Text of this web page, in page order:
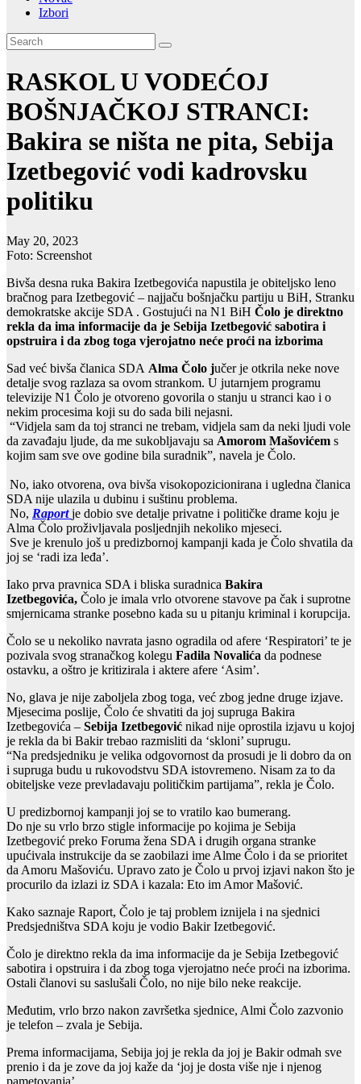
Izbori
RASKOL U VODEĆOJ
BOŠNJAČKOJ STRANCI:
Bakira se ništa ne pita, Sebija
Izetbegović vodi kadrovsku
politiku
May 20, 2023
Foto: Screenshot
Bivša desna ruka Bakira Izetbegovića napustila je obiteljsko leno
bračnog para Izetbegović – najjaču bošnjačku partiju u BiH, Stranku
demokratske akcije SDA . Gostujući na N1 BiH Čolo je direktno
rekla da ima informacije da je Sebija Izetbegović sabotira i
opstruira i da zbog toga vjerojatno neće proći na izborima
Sad već bivša članica SDA Alma Čolo jučer je otkrila neke nove
detalje svog razlaza sa ovom strankom. U jutarnjem programu
televizije N1 Čolo je otvoreno govorila o stanju u stranci kao i o
nekim procesima koji su do sada bili nejasni.
“Vidjela sam da toj stranci ne trebam, vidjela sam da neki ljudi vole
da zavađaju ljude, da me sukobljavaju sa Amorom Mašovićem s
kojim sam sve ove godine bila suradnik”, navela je Čolo.
No, iako otvorena, ova bivša visokopozicionirana i ugledna članica
SDA nije ulazila u dubinu i suštinu problema.
No, Raportje dobio sve detalje privatne i političke drame koju je
Alma Čolo proživljavala posljednjih nekoliko mjeseci.
Sve je krenulo još u predizbornoj kampanji kada je Čolo shvatila da
joj se ‘radi iza leđa’.
Iako prva pravnica SDA i bliska suradnica Bakira
Izetbegovića, Čolo je imala vrlo otvorene stavove pa čak i suprotne
smjernicama stranke posebno kada su u pitanju kriminal i korupcija.
Čolo se u nekoliko navrata jasno ogradila od afere ‘Respiratori’ te je
pozivala svog stranačkog kolegu Fadila Novalića da podnese
ostavku, a oštro je kritizirala i aktere afere ‘Asim’.
No, glava je nije zaboljela zbog toga, već zbog jedne druge izjave.
Mjesecima poslije, Čolo će shvatiti da joj supruga Bakira
Izetbegovića – Sebija Izetbegović nikad nije oprostila izjavu u kojoj
je rekla da bi Bakir trebao razmisliti da ‘skloni’ suprugu.
“Na predsjedniku je velika odgovornost da prosudi je li dobro da on
i supruga budu u rukovodstvu SDA istovremeno. Nisam za to da
obiteljske veze prevladavaju političkim partijama”, rekla je Čolo.
U predizbornoj kampanji joj se to vratilo kao bumerang.
Do nje su vrlo brzo stigle informacije po kojima je Sebija
Izetbegović preko Foruma žena SDA i drugih organa stranke
upućivala instrukcije da se zaobilazi ime Alme Čolo i da se prioritet
da Amoru Mašoviću. Upravo zato je Čolo u prvoj izjavi nakon što je
procurilo da izlazi iz SDA i kazala: Eto im Amor Mašović.
Kako saznaje Raport, Čolo je taj problem iznijela i na sjednici
Predsjedništva SDA koju je vodio Bakir Izetbegović.
Čolo je direktno rekla da ima informacije da je Sebija Izetbegović
sabotira i opstruira i da zbog toga vjerojatno neće proći na izborima.
Ostali članovi su saslušali Čolo, no nije bilo neke reakcije.
Međutim, vrlo brzo nakon završetka sjednice, Almi Čolo zazvonio
je telefon – zvala je Sebija.
Prema informacijama, Sebija joj je rekla da joj je Bakir odmah sve
prenio i da je zove da joj kaže da ‘joj je dosta više nje i njenog
pametovanja’.